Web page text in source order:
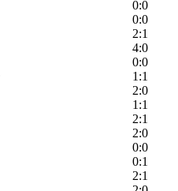
0:0
0:0
2:1
4:0
0:0
1:1
2:0
1:1
2:1
2:0
0:0
0:1
2:1